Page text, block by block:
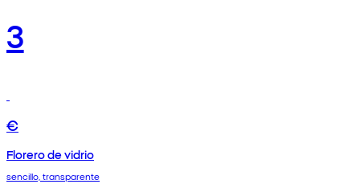
3
€
Florero de vidrio
sencillo, transparente